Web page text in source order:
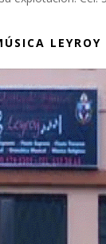
LEYROY